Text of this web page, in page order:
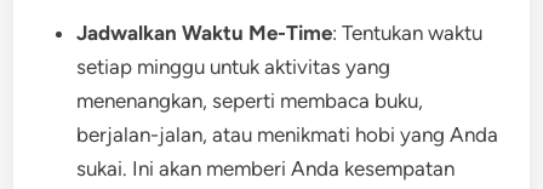
Jadwalkan Waktu Me-Time: Tentukan waktu
setiap minggu untuk aktivitas yang
menenangkan, seperti membaca buku,
berjalan-jalan, atau menikmati hobi yang Anda
sukai. Ini akan memberi Anda kesempatan